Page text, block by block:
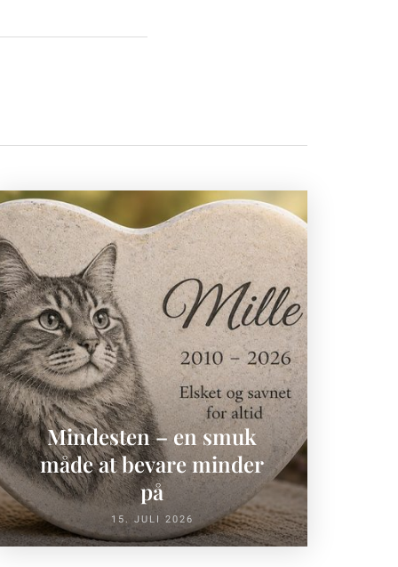
Mindesten – en smuk
måde at bevare minder
på
15. JULI 2026